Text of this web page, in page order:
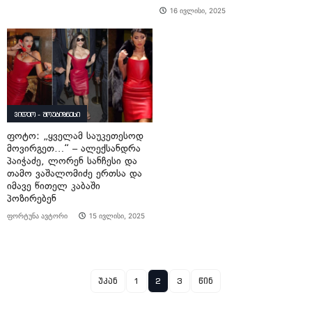
16 ივლისი, 2025
ვიდეო - შოუბიზნესი
ფოტო: „ყველამ საუკეთესოდ
მოვირგეთ…“ – ალექსანდრა
პაიჭაძე, ლორენ სანჩესი და
თამო ვაშალომიძე ერთსა და
იმავე წითელ კაბაში
პოზირებენ
ფორტუნა ავტორი 15 ივლისი, 2025
უკან 1 2 3 წინ